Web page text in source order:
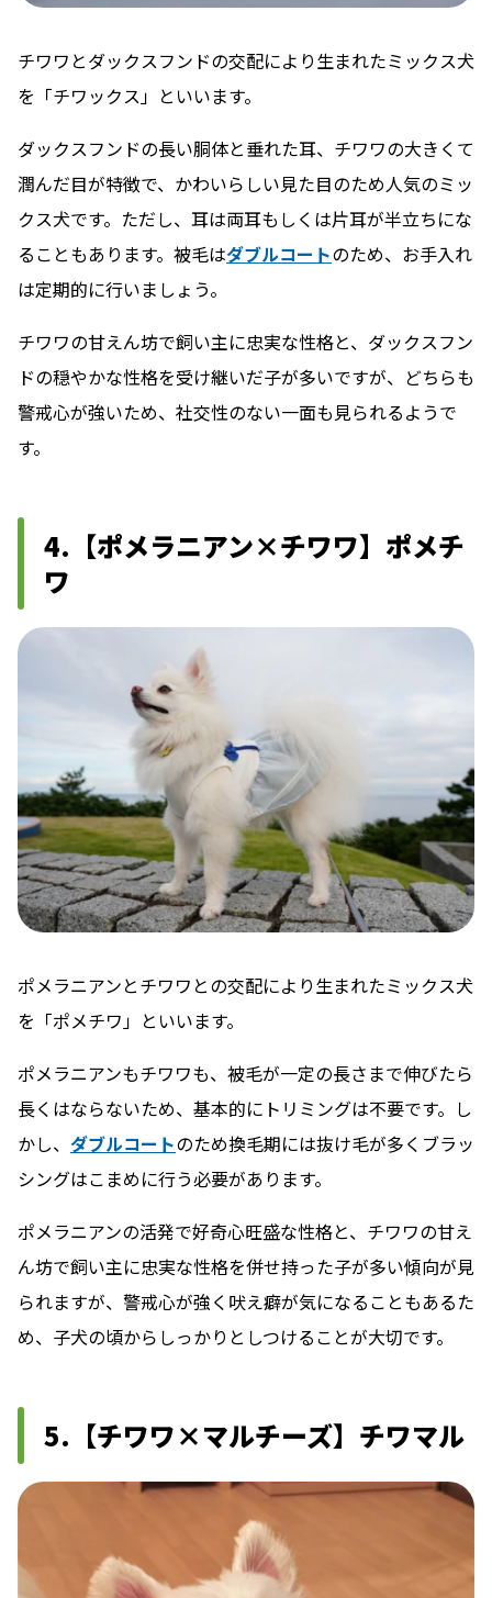
チワワとダックスフンドの交配により生まれたミックス犬
を「チワックス」といいます。
ダックスフンドの長い胴体と垂れた耳、チワワの大きくて
潤んだ目が特徴で、かわいらしい見た目のため人気のミッ
クス犬です。ただし、耳は両耳もしくは片耳が半立ちにな
ることもあります。被毛はダブルコートのため、お手入れ
は定期的に行いましょう。
チワワの甘えん坊で飼い主に忠実な性格と、ダックスフン
ドの穏やかな性格を受け継いだ子が多いですが、どちらも
警戒心が強いため、社交性のない一面も見られるようで
す。
4.【ポメラニアン×チワワ】ポメチ
ワ
ポメラニアンとチワワとの交配により生まれたミックス犬
を「ポメチワ」といいます。
ポメラニアンもチワワも、被毛が一定の長さまで伸びたら
長くはならないため、基本的にトリミングは不要です。し
かし、 ダブルコートのため換毛期には抜け毛が多くブラッ
シングはこまめに行う必要があります。
ポメラニアンの活発で好奇心旺盛な性格と、チワワの甘え
ん坊で飼い主に忠実な性格を併せ持った子が多い傾向が見
られますが、警戒心が強く吠え癖が気になることもあるた
め、子犬の頃からしっかりとしつけることが大切です。
5.【チワワ×マルチーズ】チワマル